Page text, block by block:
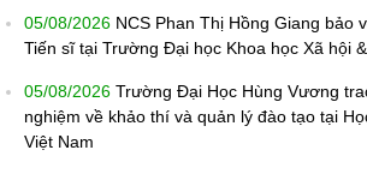
05/08/2026 NCS Phan Thị Hồng Giang bảo
Tiến sĩ tại Trường Đại học Khoa học Xã hội
05/08/2026 Trường Đại Học Hùng Vương
nghiệm về khảo thí và quản lý đào tạo tại
Việt Nam